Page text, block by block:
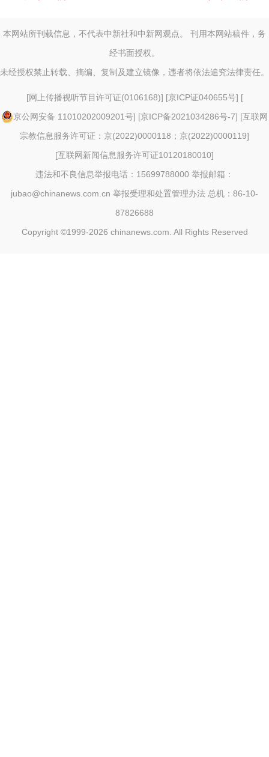
本网站所刊载信息，不代表中新社和中新网观点。 刊用本网站稿件，务
经书面授权。
未经授权禁止转载、摘编、复制及建立镜像，违者将依法追究法律责任。
[网上传播视听节目许可证(0106168)] [京ICP证040655号] [
京公网安备 11010202009201号] [京ICP备2021034286号-7] [互联网
宗教信息服务许可证：京(2022)0000118；京(2022)0000119]
[互联网新闻信息服务许可证10120180010]
违法和不良信息举报电话：15699788000 举报邮箱：
jubao@chinanews.com.cn 举报受理和处置管理办法 总机：86-10-
87826688
Copyright ©1999-2026 chinanews.com. All Rights Reserved